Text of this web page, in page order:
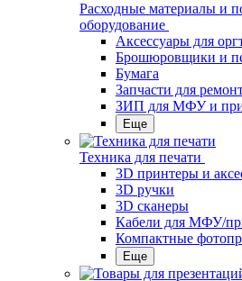
Расходные материалы и
оборудование
Аксессуары для
Брошюровщики и
Бумага
Запчасти для
ЗИП для МФУ и
Еще
Техника для печати
3D принтеры и
3D ручки
3D сканеры
Кабели для МФУ/
Компактные
Еще